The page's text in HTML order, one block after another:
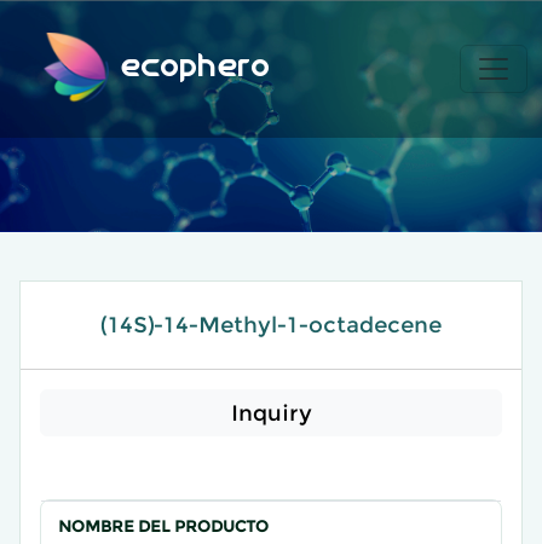
ecophero
(14S)-14-Methyl-1-octadecene
Inquiry
NOMBRE DEL PRODUCTO